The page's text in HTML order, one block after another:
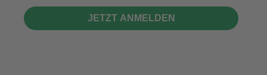
JETZT ANMELDEN